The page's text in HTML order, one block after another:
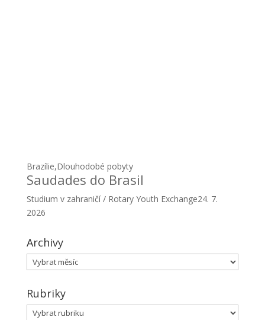
Brazílie,Dlouhodobé pobyty
Saudades do Brasil
Studium v zahraničí / Rotary Youth Exchange24. 7.
2026
Archivy
Archivy
Rubriky
Rubriky